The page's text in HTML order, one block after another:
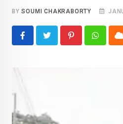
BYSOUMI CHAKRABORTY
Pinterest